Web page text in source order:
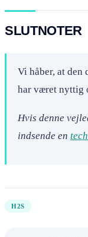
SLUTNOTER
Vi håber, at den
har været nyttig
Hvis denne
indsende en
H2S